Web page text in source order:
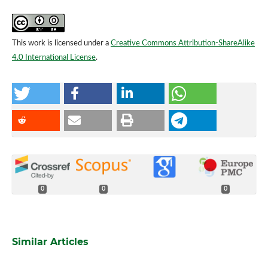
This work is licensed under a Creative Commons Attribution-ShareAlike
4.0 International License.
0 0 0
Similar Articles